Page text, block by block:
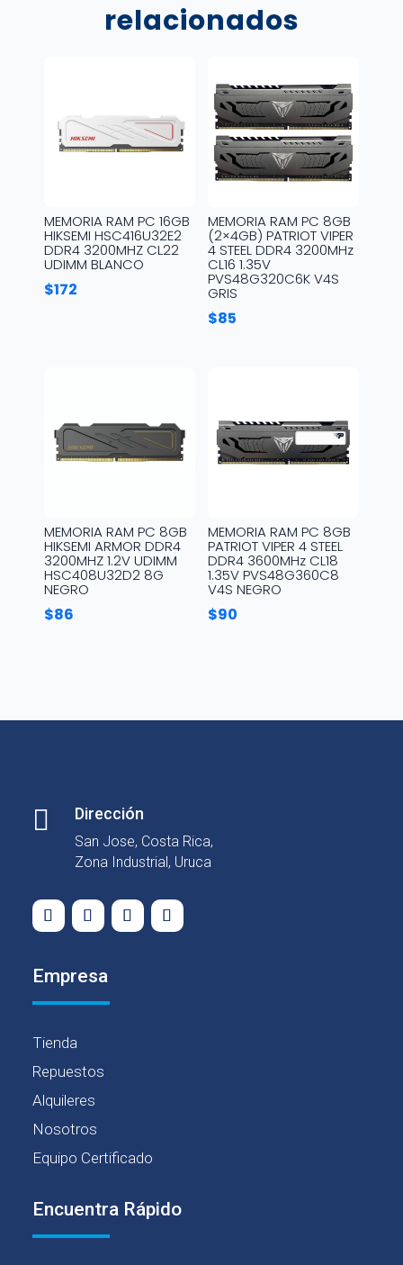
relacionados
MEMORIA RAM PC 16GB
HIKSEMI HSC416U32E2
DDR4 3200MHZ CL22
UDIMM BLANCO
$172
MEMORIA RAM PC 8GB
(2×4GB) PATRIOT VIPER
4 STEEL DDR4 3200MHz
CL16 1.35V
PVS48G320C6K V4S
GRIS
$85
MEMORIA RAM PC 8GB
HIKSEMI ARMOR DDR4
3200MHZ 1.2V UDIMM
HSC408U32D2 8G
NEGRO
$86
MEMORIA RAM PC 8GB
PATRIOT VIPER 4 STEEL
DDR4 3600MHz CL18
1.35V PVS48G360C8
V4S NEGRO
$90
 Dirección
San Jose, Costa Rica,
Zona Industrial, Uruca
Empresa
Tienda
Repuestos
Alquileres
Nosotros
Equipo Certificado
Encuentra Rápido